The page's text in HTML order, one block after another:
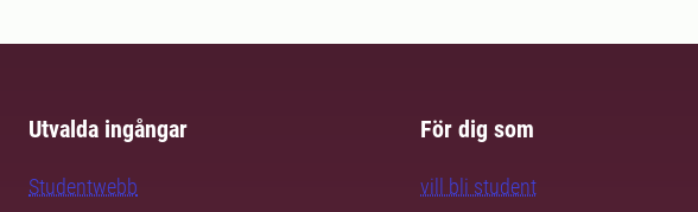
Utvalda ingångar
Studentwebb
För dig som
vill bli student